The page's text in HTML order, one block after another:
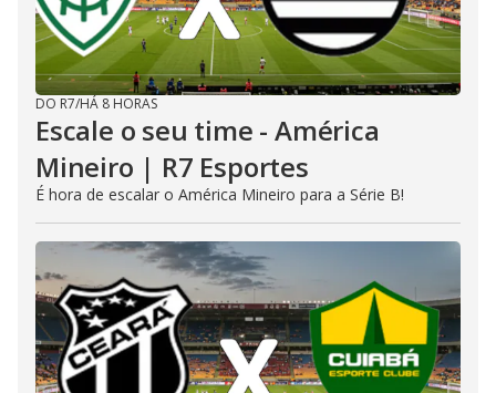
DO R7/HÁ 8 HORAS
Escale o seu time - América
Mineiro | R7 Esportes
É hora de escalar o América Mineiro para a Série B!